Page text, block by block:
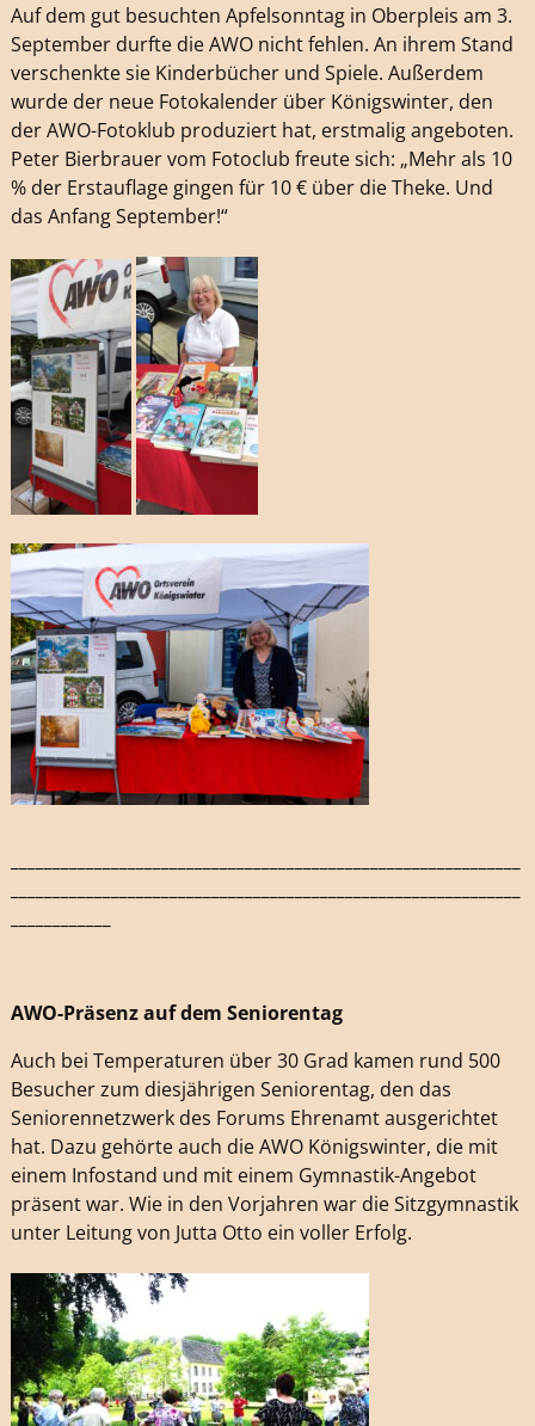
Auf dem gut besuchten Apfelsonntag in Oberpleis am 3.
September durfte die AWO nicht fehlen. An ihrem Stand
verschenkte sie Kinderbücher und Spiele. Außerdem
wurde der neue Fotokalender über Königswinter, den
der AWO-Fotoklub produziert hat, erstmalig angeboten.
Peter Bierbrauer vom Fotoclub freute sich: „Mehr als 10
% der Erstauflage gingen für 10 € über die Theke. Und
das Anfang September!“
AWO-Präsenz auf dem Seniorentag
Auch bei Temperaturen über 30 Grad kamen rund 500
Besucher zum diesjährigen Seniorentag, den das
Seniorennetzwerk des Forums Ehrenamt ausgerichtet
hat. Dazu gehörte auch die AWO Königswinter, die mit
einem Infostand und mit einem Gymnastik-Angebot
präsent war. Wie in den Vorjahren war die Sitzgymnastik
unter Leitung von Jutta Otto ein voller Erfolg.